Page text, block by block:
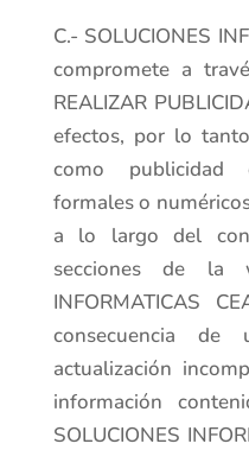
C.- SOLUCIONES
compromete a
REALIZAR
efectos, por lo
como publicidad
formales o
a lo largo del
secciones de la
INFORMATICAS
consecuencia de
actualización
información
SOLUCIONES